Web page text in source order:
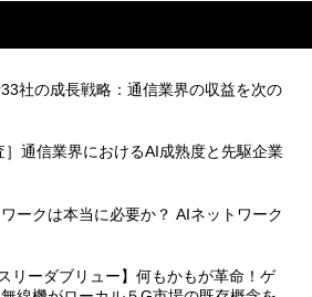
社の成長戦略：通信業界の収益を次の
］通信業界におけるAI成熟度と先駆企業
ークは本当に必要か？ AIネットワーク
リーダブリュー】何もかもが革命！ゲ